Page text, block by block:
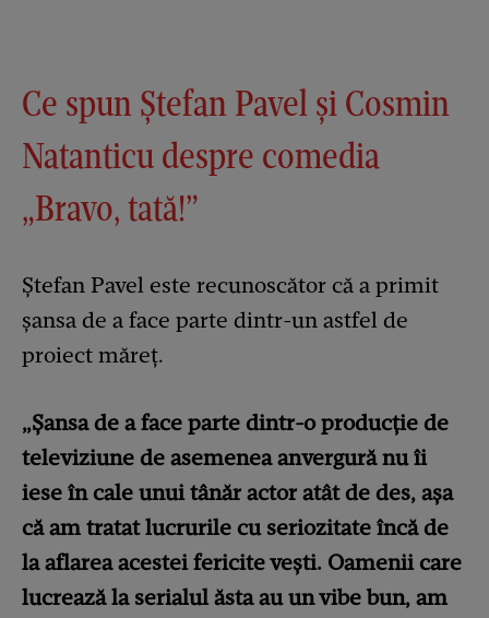
Ce spun Ștefan Pavel și Cosmin
Natanticu despre comedia
„Bravo, tată!”
Ştefan Pavel este recunoscător că a primit
șansa de a face parte dintr-un astfel de
proiect măreț.
„Șansa de a face parte dintr-o producție de
televiziune de asemenea anvergură nu îi
iese în cale unui tânăr actor atât de des, așa
că am tratat lucrurile cu seriozitate încă de
la aflarea acestei fericite vești. Oamenii care
lucrează la serialul ăsta au un vibe bun, am